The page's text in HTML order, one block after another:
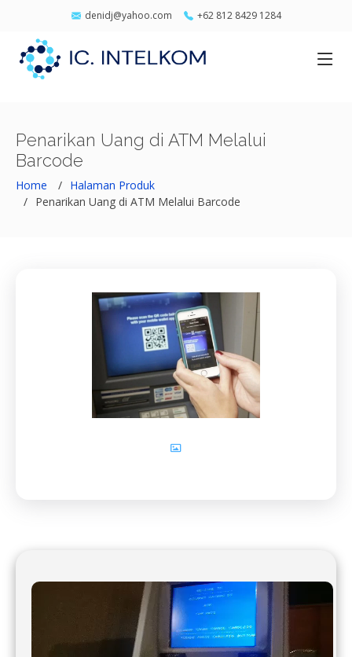
denidj@yahoo.com +62 812 8429 1284
Penarikan Uang di ATM Melalui
Barcode
Home
Halaman Produk
Penarikan Uang di ATM Melalui Barcode